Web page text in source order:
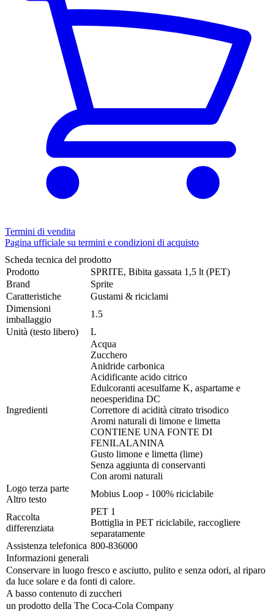
Termini di vendita
Pagina ufficiale su termini e condizioni di acquisto
Scheda tecnica del prodotto
Prodotto
SPRITE, Bibita gassata 1,5 lt (PET)
Brand
Sprite
Caratteristiche
Gustami & riciclami
Dimensioni
imballaggio
1.5
Unità (testo libero)
L
Ingredienti
Acqua
Zucchero
Anidride carbonica
Acidificante acido citrico
Edulcoranti acesulfame K, aspartame e
neoesperidina DC
Correttore di acidità citrato trisodico
Aromi naturali di limone e limetta
CONTIENE UNA FONTE DI
FENILALANINA
Gusto limone e limetta (lime)
Senza aggiunta di conservanti
Con aromi naturali
Logo terza parte
Altro testo
Mobius Loop - 100% riciclabile
Raccolta
differenziata
PET 1
Bottiglia in PET riciclabile, raccogliere
separatamente
Assistenza telefonica 800-836000
Informazioni generali
Conservare in luogo fresco e asciutto, pulito e senza odori, al riparo
da luce solare e da fonti di calore.
A basso contenuto di zuccheri
un prodotto della The Coca-Cola Company